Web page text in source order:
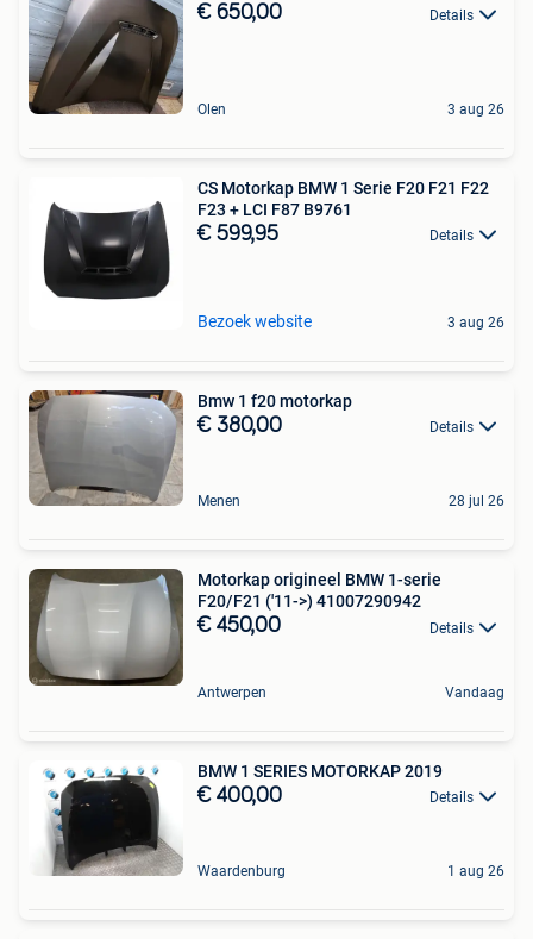
€ 650,00 Details
Olen 3 aug 26
CS Motorkap BMW 1 Serie F20 F21 F22
F23 + LCI F87 B9761
€ 599,95 Details
Bezoek website 3 aug 26
Bmw 1 f20 motorkap
€ 380,00 Details
Menen 28 jul 26
Motorkap origineel BMW 1-serie
F20/F21 ('11->) 41007290942
€ 450,00 Details
Antwerpen Vandaag
BMW 1 SERIES MOTORKAP 2019
€ 400,00 Details
Waardenburg 1 aug 26